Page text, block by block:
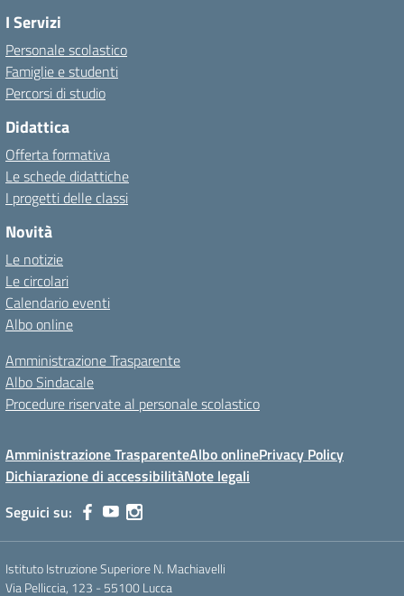
I Servizi
Personale scolastico
Famiglie e studenti
Percorsi di studio
Didattica
Offerta formativa
Le schede didattiche
I progetti delle classi
Novità
Le notizie
Le circolari
Calendario eventi
Albo online
Amministrazione Trasparente
Albo Sindacale
Procedure riservate al personale scolastico
Amministrazione TrasparenteAlbo onlinePrivacy Policy
Dichiarazione di accessibilitàNote legali
Seguici su:
Istituto Istruzione Superiore N. Machiavelli
Via Pelliccia, 123 - 55100 Lucca